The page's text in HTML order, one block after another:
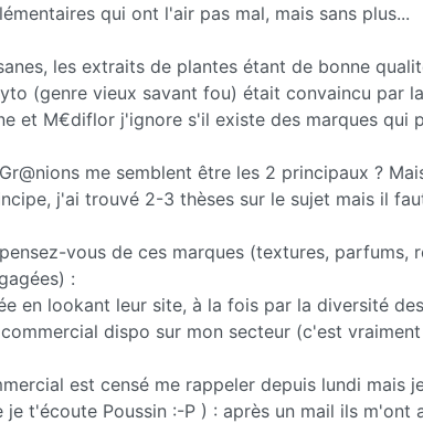
qui ont l'air pas mal, mais sans plus...
les extraits de plantes étant de bonne
(genre vieux savant fou) était convaincu par
et M€diflor j'ignore s'il existe des marques qui
me semblent être les 2 principaux ?
j'ai trouvé 2-3 thèses sur le sujet mais il
vous de ces marques (textures, parfums,
:
en lookant leur site, à la fois par la diversité
dispo sur mon secteur (c'est
est censé me rappeler depuis lundi mais
t'écoute Poussin :-P ) : après un mail ils m'ont